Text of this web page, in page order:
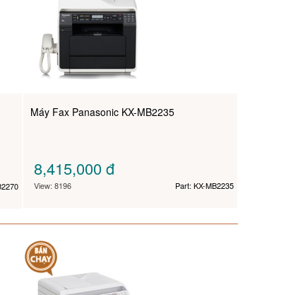
Máy Fax Panasonic KX-MB2235
8,415,000đ
View: 8196 Part: KX-MB2235